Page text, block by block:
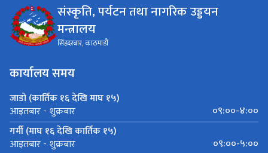
संस्कृति, पर्यटन तथा नागरिक उड्डयन
मन्त्रालय
सिंहदरबार, काठमाडौं
कार्यालय समय
जाडो (कार्तिक १६ देखि माघ १५)
आइतबार - शुक्रबार
०९:००-४:००
गर्मी (माघ १६ देखि कार्तिक १५)
आइतबार - शुक्रबार ०९:००-५:००